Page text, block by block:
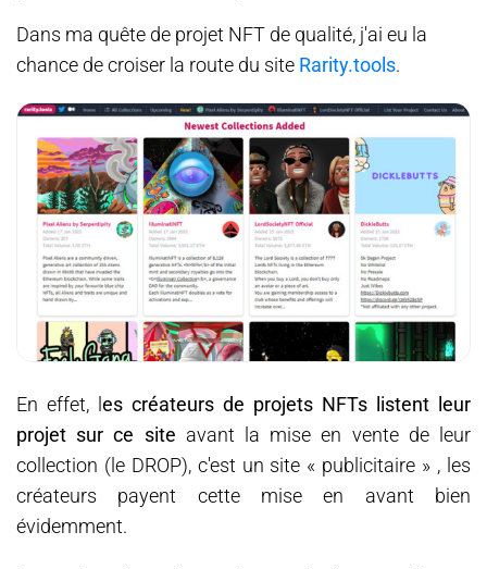
Dans ma quête de projet NFT de qualité, j'ai eu la
chance de croiser la route du site Rarity.tools.
En effet, les créateurs de projets NFTs listent leur
projet sur ce site avant la mise en vente de leur
collection (le DROP), c'est un site « publicitaire » , les
créateurs payent cette mise en avant bien
évidemment.